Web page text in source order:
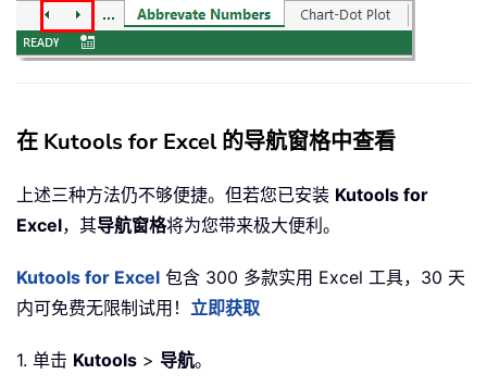
在 Kutools for Excel 的导航窗格中查看
上述三种方法仍不够便捷。但若您已安装 Kutools for
Excel，其导航窗格将为您带来极大便利。
Kutools for Excel 包含 300 多款实用 Excel 工具，30 天
内可免费无限制试用！ 立即获取
1. 单击 Kutools > 导航。